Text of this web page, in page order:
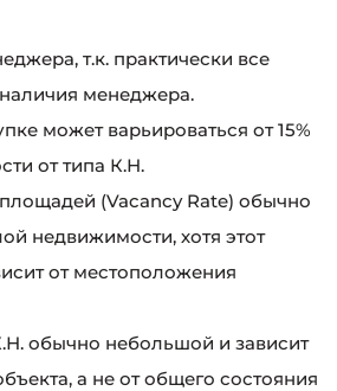
т.к. практически все
менеджера.
может варьироваться от 15%
от типа К.Н.
(Vacancy Rate) обычно
недвижимости, хотя этот
от местоположения
обычно небольшой и зависит
а не от общего состояния